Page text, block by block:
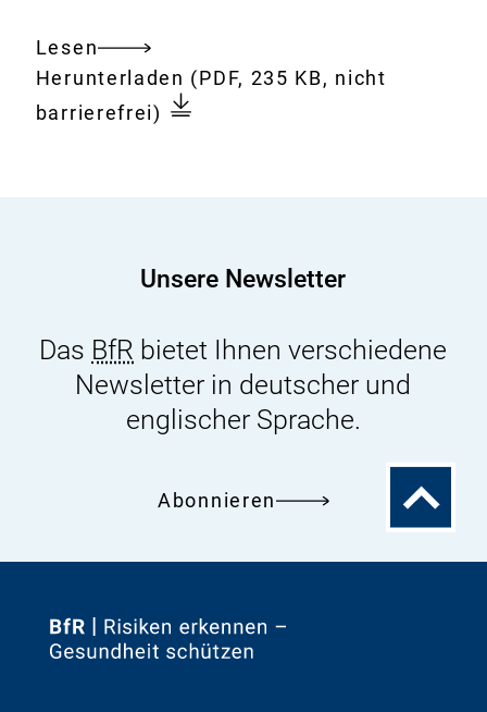
Lesen
Gesamtes
Dokument
Download:
Herunterladen 31-
sitzung-
mittel.pdf
(PDF, 235 KB, nicht
barrierefrei)
Unsere Newsletter
Das BfR bietet Ihnen verschiedene
Newsletter in deutscher und
englischer Sprache.
Abonnieren
Zum
Zur